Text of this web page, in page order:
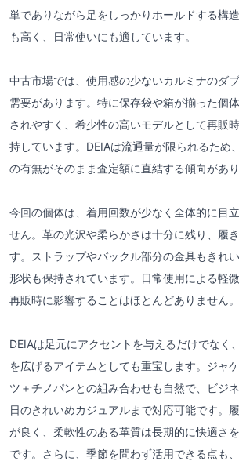
単でありながら足をしっかりホールドする構
も高く、日常使いにも適しています。
中古市場では、使用感の少ないカルミナのダ
需要があります。特に保存袋や箱が揃った個
されやすく、希少性の高いモデルとして再販
持しています。DEIAは流通量が限られるため
の有無がそのまま査定額に直結する傾向があり
今回の個体は、着用回数が少なく全体的に目
せん。革の光沢や柔らかさは十分に残り、履
す。ストラップやバックル部分の金具もきれ
形状も保持されています。日常使用による軽
再販時に影響することはほとんどありません。
DEIAは足元にアクセントを与えるだけでなく
を広げるアイテムとしても重宝します。ジャ
ツ＋チノパンとの組み合わせも自然で、ビジ
日のきれいめカジュアルまで対応可能です。
が良く、柔軟性のある革質は長期的に快適さ
です。さらに、季節を問わず活用できる点も